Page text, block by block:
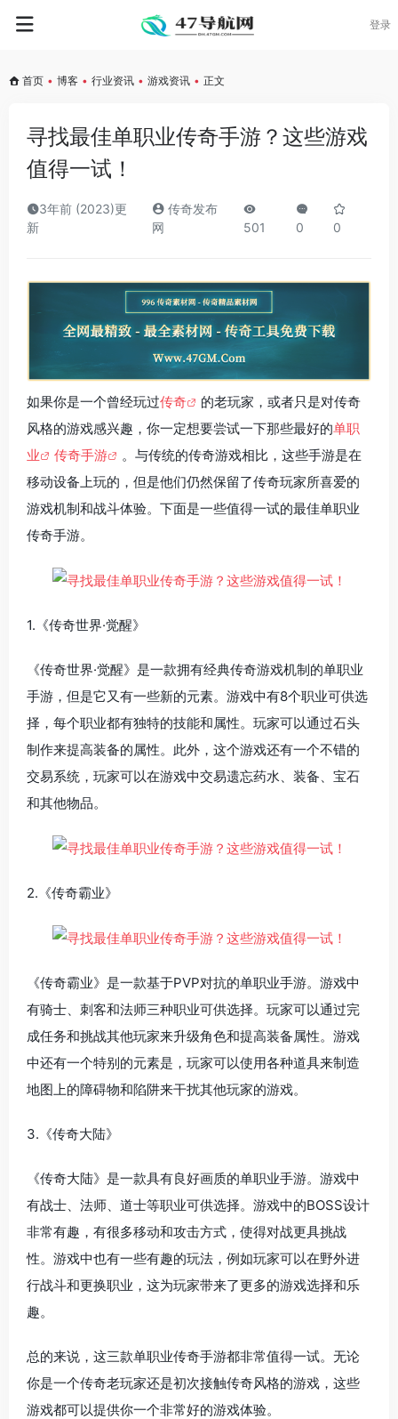
登录
首页 • 博客 • 行业资讯 • 游戏资讯 • 正文
寻找最佳单职业传奇手游？这些游戏
值得一试！
3年前 (2023)更
新
传奇发布
网
501 0 0
如果你是一个曾经玩过传奇
的老玩家，或者只是对传奇
风格的游戏感兴趣，你一定想要尝试一下那些最好的单职
业
传奇手游
。与传统的传奇游戏相比，这些手游是在
移动设备上玩的，但是他们仍然保留了传奇玩家所喜爱的
游戏机制和战斗体验。下面是一些值得一试的最佳单职业
传奇手游。
1.《传奇世界·觉醒》
《传奇世界·觉醒》是一款拥有经典传奇游戏机制的单职业
手游，但是它又有一些新的元素。游戏中有8个职业可供选
择，每个职业都有独特的技能和属性。玩家可以通过石头
制作来提高装备的属性。此外，这个游戏还有一个不错的
交易系统，玩家可以在游戏中交易遗忘药水、装备、宝石
和其他物品。
2.《传奇霸业》
《传奇霸业》是一款基于PVP对抗的单职业手游。游戏中
有骑士、刺客和法师三种职业可供选择。玩家可以通过完
成任务和挑战其他玩家来升级角色和提高装备属性。游戏
中还有一个特别的元素是，玩家可以使用各种道具来制造
地图上的障碍物和陷阱来干扰其他玩家的游戏。
3.《传奇大陆》
《传奇大陆》是一款具有良好画质的单职业手游。游戏中
有战士、法师、道士等职业可供选择。游戏中的BOSS设计
非常有趣，有很多移动和攻击方式，使得对战更具挑战
性。游戏中也有一些有趣的玩法，例如玩家可以在野外进
行战斗和更换职业，这为玩家带来了更多的游戏选择和乐
趣。
总的来说，这三款单职业传奇手游都非常值得一试。无论
你是一个传奇老玩家还是初次接触传奇风格的游戏，这些
游戏都可以提供你一个非常好的游戏体验。